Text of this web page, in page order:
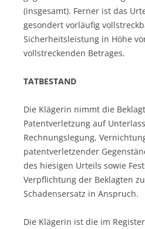
(insgesamt). Ferner ist das
gesondert vorläufig
Sicherheitsleistung in Höhe
vollstreckenden Betrages.
TATBESTAND
Die Klägerin nimmt die
Patentverletzung auf
Rechnungslegung,
patentverletzender
des hiesigen Urteils sowie
Verpflichtung der Beklagten
Schadensersatz in Anspruch.
Die Klägerin ist die im